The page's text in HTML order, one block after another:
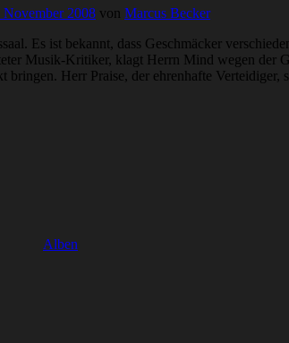
November 2008 von Marcus Becker
Es ist bekannt, dass Geschmäcker
Musik-Kritiker, klagt Herrn Mind wegen der
bringen. Herr Praise, der ehrenhafte
Alben